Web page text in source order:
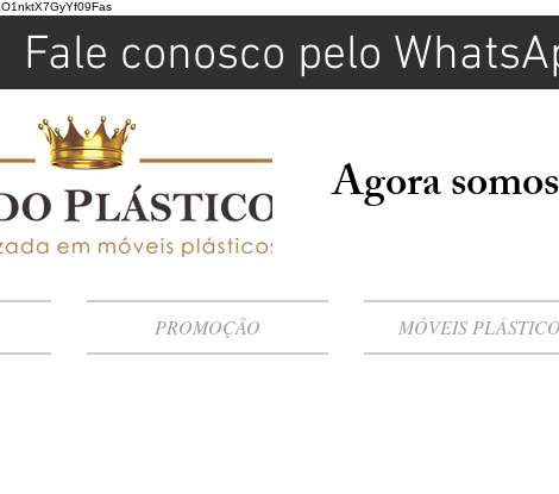
Agora somos
PROMOÇÃO MÓVEIS
Fale conosco pelo